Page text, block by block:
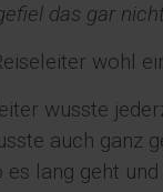
das gar
wohl
wusste
auch ganz
es lang geht